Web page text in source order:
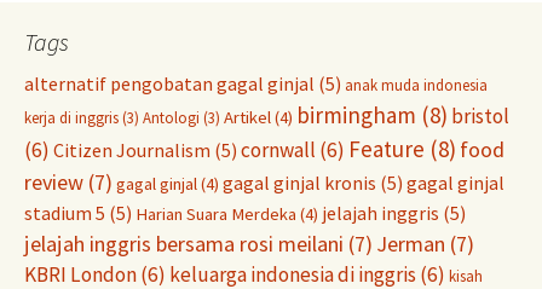
Tags
alternatif pengobatan gagal ginjal (5) anak muda indonesia
kerja di inggris(3) Antologi (3) Artikel(4) birmingham (8) bristol
(6) Citizen Journalism (5) cornwall (6) Feature (8) food
review (7) gagal ginjal(4) gagal ginjal kronis (5) gagal ginjal
stadium 5 (5) Harian Suara Merdeka (4) jelajah inggris (5)
jelajah inggris bersama rosi meilani (7) Jerman (7)
KBRI London(6) keluarga indonesia di inggris(6) kisah